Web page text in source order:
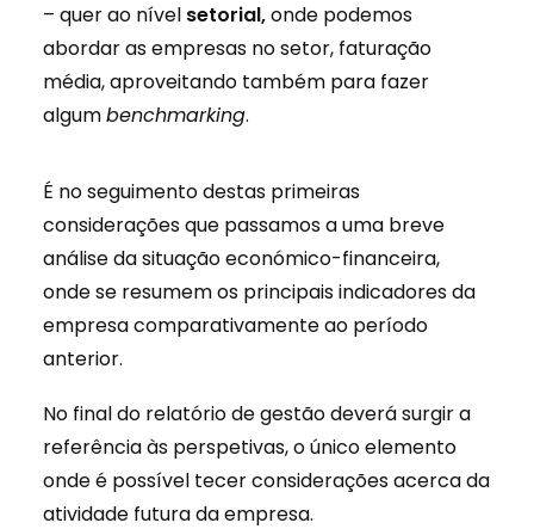
– quer ao nível setorial,onde podemos
abordar as empresas no setor, faturação
média, aproveitando também para fazer
algumbenchmarking.
É no seguimento destas primeiras
considerações que passamos a uma breve
análise da situação económico-financeira,
onde se resumem os principais indicadores da
empresa comparativamente ao período
anterior.
No final do relatório de gestão deverá surgir a
referência às perspetivas, o único elemento
onde é possível tecer considerações acerca da
atividade futura da empresa.